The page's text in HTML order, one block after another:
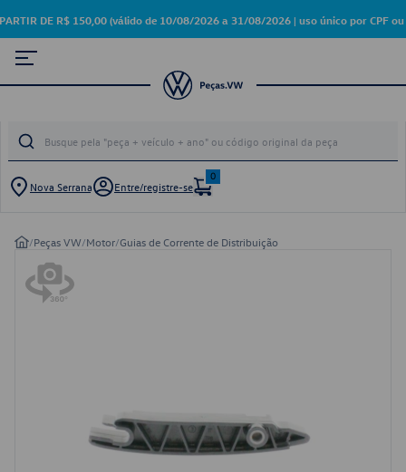
DE R$ 150,00 (válido de 10/08/2026 a 31/08/2026 | uso único por CPF ou
Nova Serrana Entre/registre-se
0
/Peças VW/Motor/Guias de Corrente de Distribuição